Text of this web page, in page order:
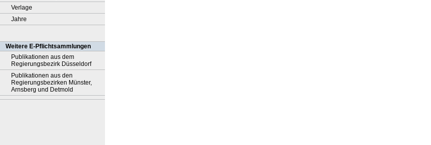
Verlage
Jahre
Weitere E-Pflichtsammlungen
Publikationen aus dem
Regierungsbezirk Düsseldorf
Publikationen aus den
Regierungsbezirken Münster,
Arnsberg und Detmold